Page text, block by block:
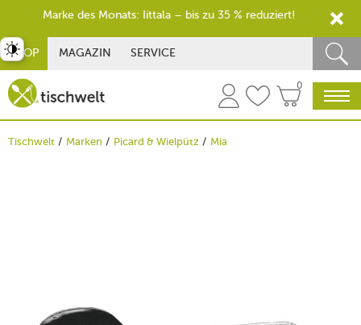
SHOP MAGAZIN SERVICE
0
Tischwelt Marken Picard & Wielpütz Mia
umschalten
Marke des Monats: Iittala – bis zu 35 % reduziert!